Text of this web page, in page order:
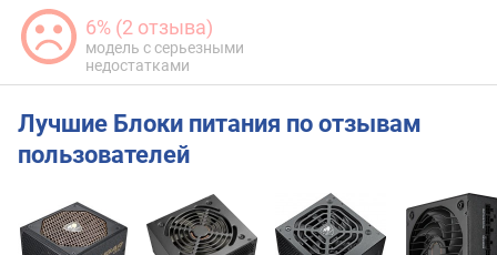
6% (2 отзыва)
модель с серьезными
недостатками
Лучшие Блоки питания по отзывам
пользователей